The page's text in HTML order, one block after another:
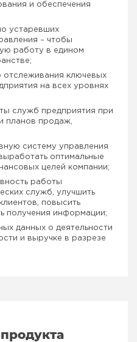
и обеспечения
устаревших
– чтобы
работу в едином
отслеживания ключевых
на всех уровнях
служб предприятия при
планов продаж,
систему управления
оптимальные
целей компании;
работы
служб, улучшить
повысить
получения информации;
данных о деятельности
и выручке в разрезе